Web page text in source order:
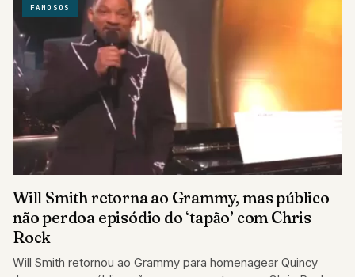
FAMOSOS
Will Smith retorna ao Grammy, mas público
não perdoa episódio do ‘tapão’ com Chris
Rock
Will Smith retornou ao Grammy para homenagear Quincy